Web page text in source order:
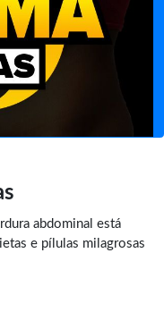
abdominal está
e pílulas milagrosas